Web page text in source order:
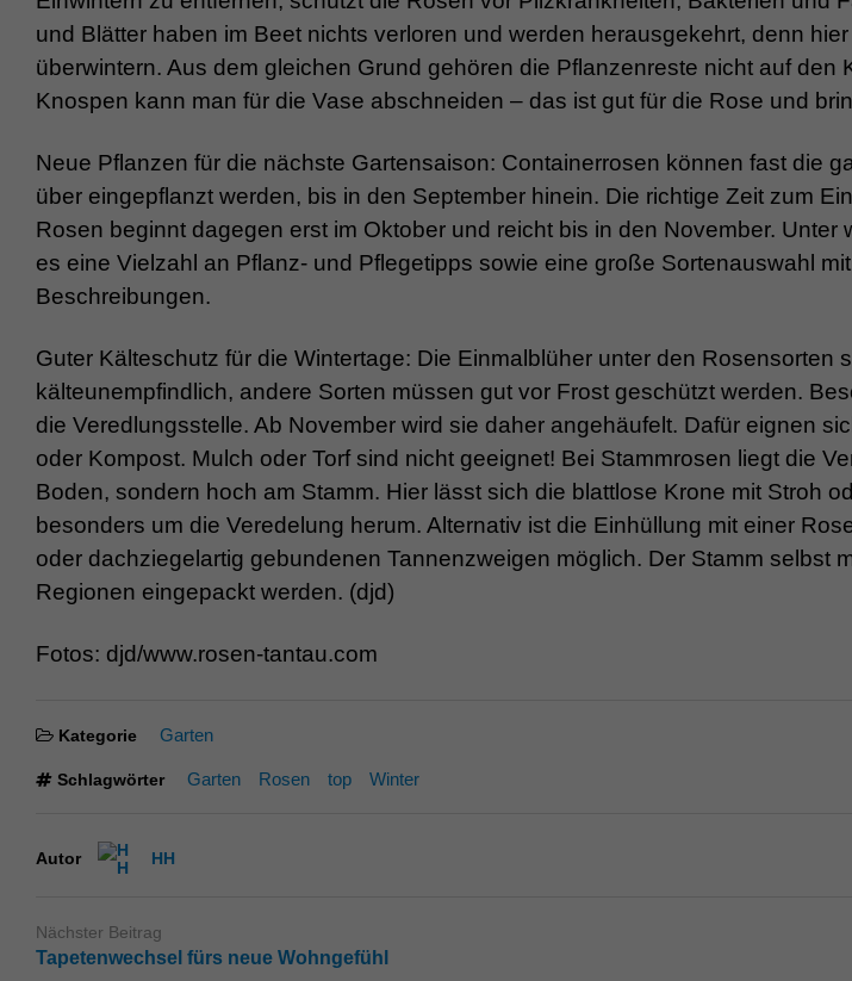
und Blätter haben im Beet nichts verloren und werden herausgekehrt, denn
überwintern. Aus dem gleichen Grund gehören die Pflanzenreste nicht auf den
Knospen kann man für die Vase abschneiden – das ist gut für die Rose und
Neue Pflanzen für die nächste Gartensaison: Containerrosen können fast die
über eingepflanzt werden, bis in den September hinein. Die richtige Zeit zum
Rosen beginnt dagegen erst im Oktober und reicht bis in den November. Unter
es eine Vielzahl an Pflanz- und Pflegetipps sowie eine große Sortenauswahl
Beschreibungen.
Guter Kälteschutz für die Wintertage: Die Einmalblüher unter den Rosensorten
kälteunempfindlich, andere Sorten müssen gut vor Frost geschützt werden.
die Veredlungsstelle. Ab November wird sie daher angehäufelt. Dafür eignen
oder Kompost. Mulch oder Torf sind nicht geeignet! Bei Stammrosen liegt die
Boden, sondern hoch am Stamm. Hier lässt sich die blattlose Krone mit Stroh
besonders um die Veredelung herum. Alternativ ist die Einhüllung mit einer
oder dachziegelartig gebundenen Tannenzweigen möglich. Der Stamm selbst
Regionen eingepackt werden. (djd)
Fotos: djd/www.rosen-tantau.com
Kategorie Garten
Schlagwörter Garten Rosen top Winter
Autor HH
Nächster Beitrag
Tapetenwechsel fürs neue Wohngefühl